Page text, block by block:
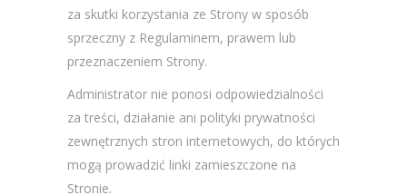
za skutki korzystania ze Strony w sposób
sprzeczny z Regulaminem, prawem lub
przeznaczeniem Strony.
Administrator nie ponosi odpowiedzialności
za treści, działanie ani polityki prywatności
zewnętrznych stron internetowych, do których
mogą prowadzić linki zamieszczone na
Stronie.